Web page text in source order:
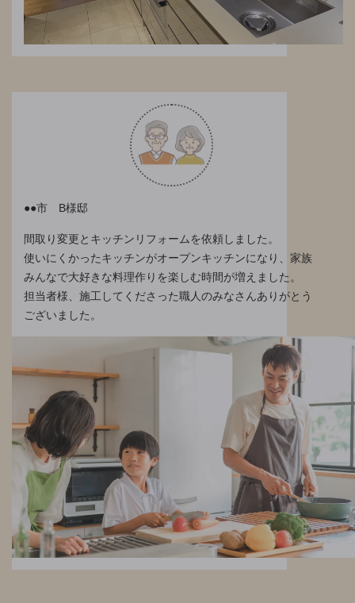
●●市 B様邸
間取り変更とキッチンリフォームを依頼しました。
使いにくかったキッチンがオープンキッチンになり、家族
みんなで大好きな料理作りを楽しむ時間が増えました。
担当者様、施工してくださった職人のみなさんありがとう
ございました。